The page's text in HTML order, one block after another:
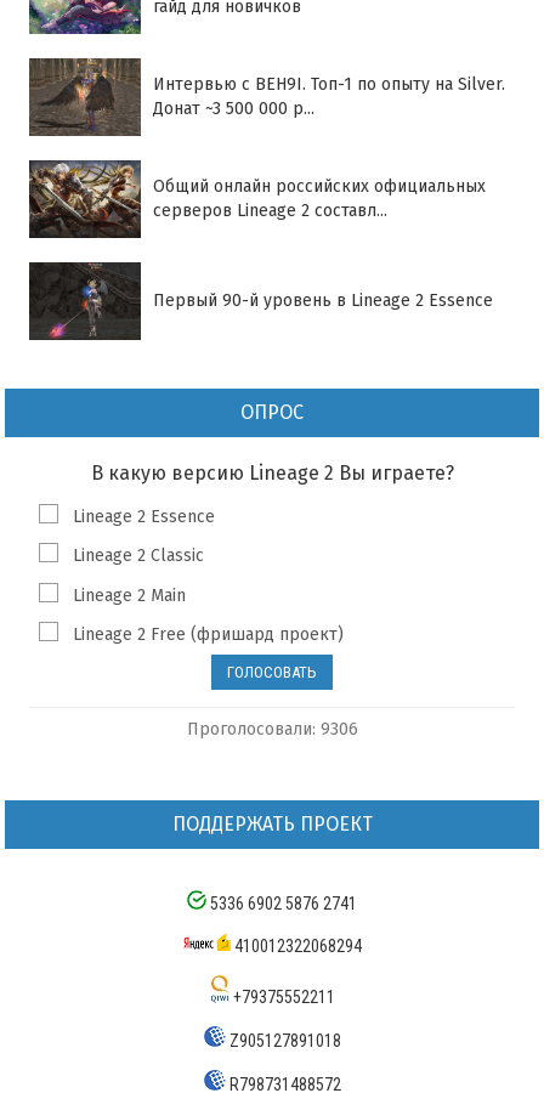
гайд для новичков
Интервью с BEH9I. Топ-1 по опыту на Silver.
Донат ~3 500 000 р...
Общий онлайн российских официальных
серверов Lineage 2 составл...
Первый 90-й уровень в Lineage 2 Essence
ОПРОС
В какую версию Lineage 2 Вы играете?
Lineage 2 Essence
Lineage 2 Classic
Lineage 2 Main
Lineage 2 Free (фришард проект)
Проголосовали: 9306
ПОДДЕРЖАТЬ ПРОЕКТ
5336 6902 5876 2741
410012322068294
+79375552211
Z905127891018
R798731488572